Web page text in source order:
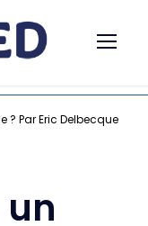
Par Eric Delbecque